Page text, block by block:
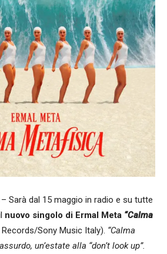
– Sarà dal 15 maggio in radio e su tutte
nuovo singolo di Ermal Meta “Calma
Sony Music Italy). “Calma
un’estate alla “don’t look up”.